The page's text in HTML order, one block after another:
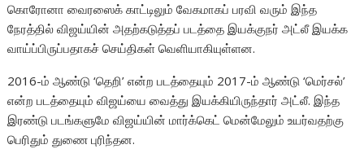
கொரோனா வைரஸைக் காட்டிலும் வேகமாகப் பரவி வரும் இந்த
நேரத்தில் விஜய்யின் அதற்கடுத்தப் படத்தை இயக்குநர் அட்லீ இயக்க
வாய்ப்பிருப்பதாகச் செய்திகள் வெளியாகியுள்ளன.
2016-ம் ஆண்டு ‘தெறி’ என்ற படத்தையும் 2017-ம் ஆண்டு ‘மெர்சல்’
என்ற படத்தையும் விஜய்யை வைத்து இயக்கியிருந்தார் அட்லீ. இந்த
இரண்டு படங்களுமே விஜய்யின் மார்க்கெட் மென்மேலும் உயர்வதற்கு
பெரிதும் துணை புரிந்தன.